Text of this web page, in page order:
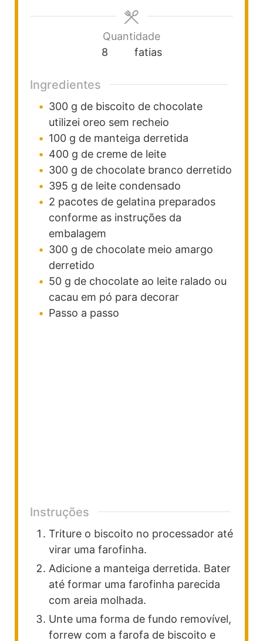
Quantidade
8
fatias
Ingredientes
300 g de biscoito de chocolate
utilizei oreo sem recheio
100 g de manteiga derretida
400 g de creme de leite
300 g de chocolate branco derretido
395 g de leite condensado
2 pacotes de gelatina preparados
conforme as instruções da
embalagem
300 g de chocolate meio amargo
derretido
50 g de chocolate ao leite ralado ou
cacau em pó para decorar
Passo a passo
Instruções
Triture o biscoito no processador até
virar uma farofinha.
Adicione a manteiga derretida. Bater
até formar uma farofinha parecida
com areia molhada.
Unte uma forma de fundo removível,
forrew com a farofa de biscoito e